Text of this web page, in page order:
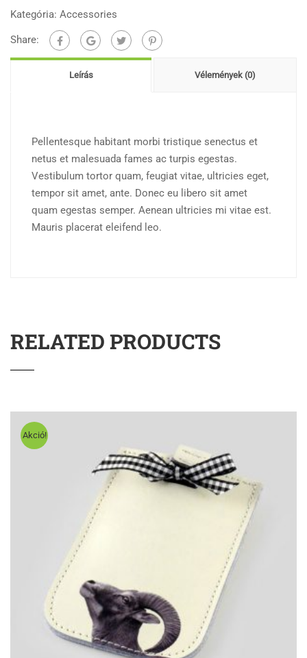
Kategória: Accessories
Share:
Leírás Vélemények (0)
Pellentesque habitant morbi tristique senectus et
netus et malesuada fames ac turpis egestas.
Vestibulum tortor quam, feugiat vitae, ultricies eget,
tempor sit amet, ante. Donec eu libero sit amet
quam egestas semper. Aenean ultricies mi vitae est.
Mauris placerat eleifend leo.
RELATED PRODUCTS
Akció!